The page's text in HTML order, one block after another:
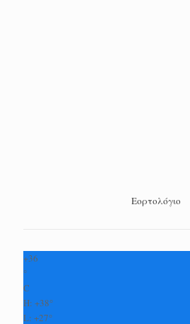
Εορτολόγιο
+36
°
C
H: +38°
L: +27°